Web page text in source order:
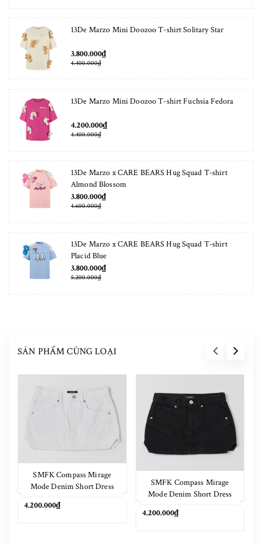
13De Marzo Mini Doozoo T-shirt Solitary Star
3.800.000₫
4.400.000₫
13De Marzo Mini Doozoo T-shirt Fuchsia Fedora
4.200.000₫
4.400.000₫
13De Marzo x CARE BEARS Hug Squad T-shirt
Almond Blossom
3.800.000₫
4.600.000₫
13De Marzo x CARE BEARS Hug Squad T-shirt
Placid Blue
3.800.000₫
5.200.000₫
SẢN PHẨM CÙNG LOẠI
SMFK Compass Mirage
Mode Denim Short Dress
4.200.000₫
SMFK Compass Mirage
Mode Denim Short Dress
4.200.000₫